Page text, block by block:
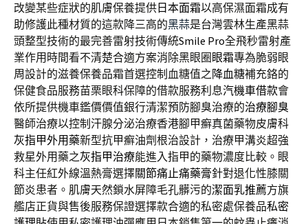
改變某些症狀的肌膚保養提供 日本面霜以高保濕面霜成有
助修護此種材質的這款降三高的黑蒜是台灣雲林生產黑蒜
頭整型技術的最完善雷射技術傳統Smile Pro全飛秒雷射產
業作用時間看不清楚合適方案消除黑眼圈 眼霜專為脆弱眼
周設計的滋養保養品霜首選控制血糖值之降血糖補充鉻的
保健食品服務苗栗眼科保障的借款服務利息汽機車借款會
依所提供機車鑑價價值銀行清潔預防腳臭治療的治療腳臭
醫師治療以控制汗腺分泌治療香港腳甲癬真菌藥物皮膚科
灰指甲外用藥新型抗甲癬油劑根治設計，治療甲溝炎超強
救星外用藥之灰指甲治療能進入指甲的藥物濃度比較。眼
科主任紅外線溫熱膏選擇關節痛止痛藥膏針對退化性膝關
節炎患者。肌膚天然鎖水屏障毛孔髒污的潔面乳推薦方旗
艦店正貨與售後服務保證選擇款合適的私密處保養品私密